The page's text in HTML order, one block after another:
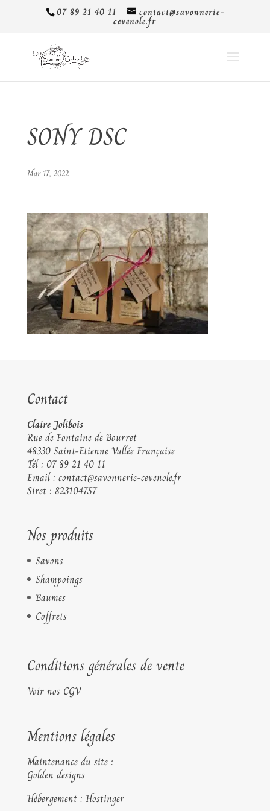
07 89 21 40 11 contact@savonnerie-
cevenole.fr
SONY DSC
Mar 17, 2022
Contact
Claire Jolibois
Rue de Fontaine de Bourret
48330 Saint-Etienne Vallée Française
Tél : 07 89 21 40 11
Email : contact@savonnerie-cevenole.fr
Siret : 823104757
Nos produits
Savons
Shampoings
Baumes
Coffrets
Conditions générales de vente
Voir nos CGV
Mentions légales
Maintenance du site :
Golden designs
Hébergement : Hostinger